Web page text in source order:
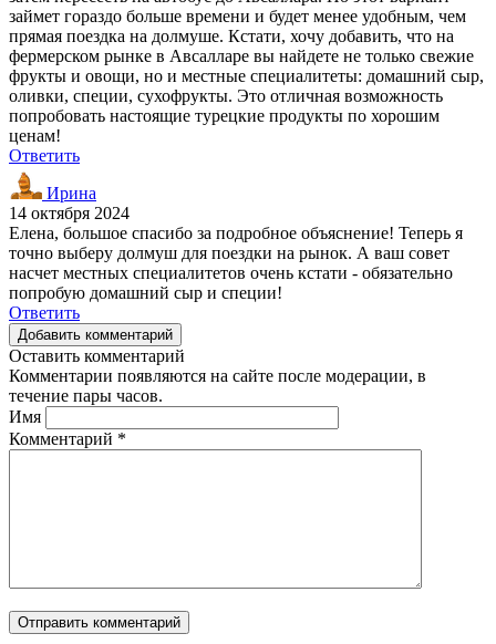
займет гораздо больше времени и будет менее удобным, чем
прямая поездка на долмуше. Кстати, хочу добавить, что на
фермерском рынке в Авсалларе вы найдете не только свежие
фрукты и овощи, но и местные специалитеты: домашний сыр,
оливки, специи, сухофрукты. Это отличная возможность
попробовать настоящие турецкие продукты по хорошим
ценам!
Ответить
Ирина
14 октября 2024
Елена, большое спасибо за подробное объяснение! Теперь я
точно выберу долмуш для поездки на рынок. А ваш совет
насчет местных специалитетов очень кстати - обязательно
попробую домашний сыр и специи!
Ответить
Добавить комментарий
Оставить комментарий
Комментарии появляются на сайте после модерации, в
течение пары часов.
Имя
Комментарий *